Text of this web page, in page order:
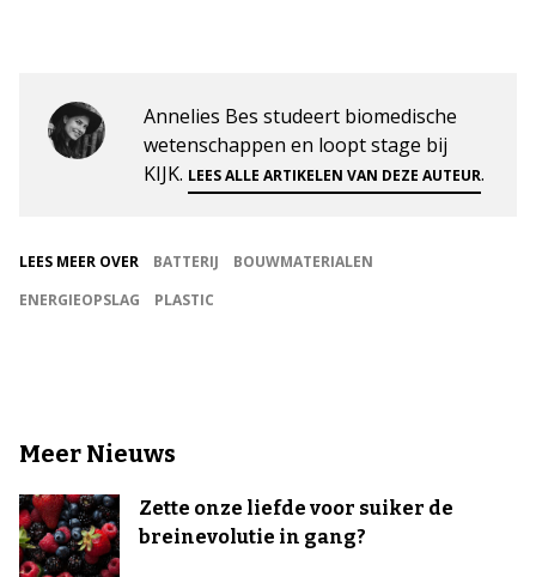
Annelies Bes studeert biomedische
wetenschappen en loopt stage bij
KIJK. LEES ALLE ARTIKELEN VAN DEZE AUTEUR.
LEES MEER OVER BATTERIJ
BOUWMATERIALEN
ENERGIEOPSLAG
PLASTIC
Meer Nieuws
Zette onze liefde voor suiker de
breinevolutie in gang?